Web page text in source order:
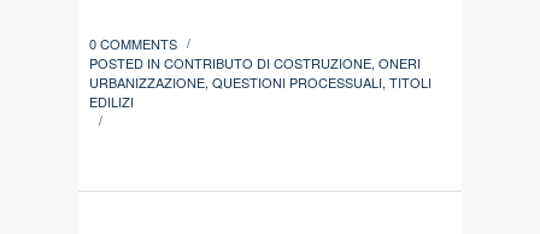
0 COMMENTS /
POSTED IN CONTRIBUTO DI COSTRUZIONE,ONERI
URBANIZZAZIONE,QUESTIONI PROCESSUALI,TITOLI
EDILIZI
/